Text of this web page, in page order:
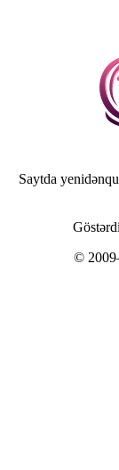
Saytda
©